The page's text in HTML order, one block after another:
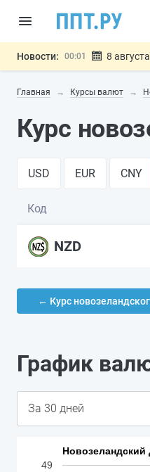
Новости: 00:01 8
07.08
07.08
Важно
Главная Курсы валют
Курс
USD EUR CNY
Код
NZD
← Курс
График
Новозеландский
49